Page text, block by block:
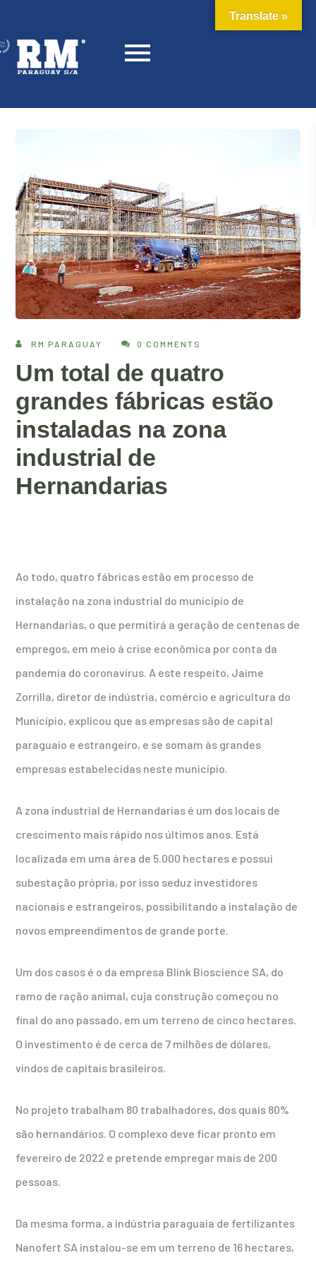
RM PARAGUAY 0 COMMENTS
Um total de quatro
grandes fábricas estão
instaladas na zona
industrial de
Hernandarias
Ao todo, quatro fábricas estão em processo de
instalação na zona industrial do município de
Hernandarias, o que permitirá a geração de centenas de
empregos, em meio à crise econômica por conta da
pandemia do coronavírus. A este respeito, Jaime
Zorrilla, diretor de indústria, comércio e agricultura do
Município, explicou que as empresas são de capital
paraguaio e estrangeiro, e se somam às grandes
empresas estabelecidas neste município.
A zona industrial de Hernandarias é um dos locais de
crescimento mais rápido nos últimos anos. Está
localizada em uma área de 5.000 hectares e possui
subestação própria, por isso seduz investidores
nacionais e estrangeiros, possibilitando a instalação de
novos empreendimentos de grande porte.
Um dos casos é o da empresa Blink Bioscience SA, do
ramo de ração animal, cuja construção começou no
final do ano passado, em um terreno de cinco hectares.
O investimento é de cerca de 7 milhões de dólares,
vindos de capitais brasileiros.
No projeto trabalham 80 trabalhadores, dos quais 80%
são hernandários. O complexo deve ficar pronto em
fevereiro de 2022 e pretende empregar mais de 200
pessoas.
Da mesma forma, a indústria paraguaia de fertilizantes
Nanofert SA instalou-se em um terreno de 16 hectares,
Translate »